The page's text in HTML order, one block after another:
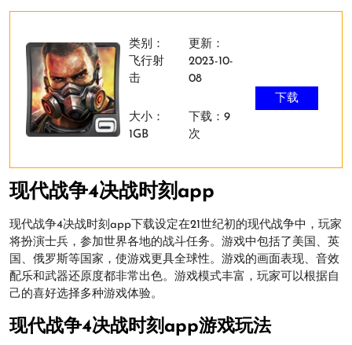
类别：
飞行射
击
大小：
1GB
更新：
2023-10-
08
下载：9
次
下载
现代战争4决战时刻app
现代战争4决战时刻app下载设定在21世纪初的现代战争中，玩家
将扮演士兵，参加世界各地的战斗任务。游戏中包括了美国、英
国、俄罗斯等国家，使游戏更具全球性。游戏的画面表现、音效
配乐和武器还原度都非常出色。游戏模式丰富，玩家可以根据自
己的喜好选择多种游戏体验。
现代战争4决战时刻app游戏玩法